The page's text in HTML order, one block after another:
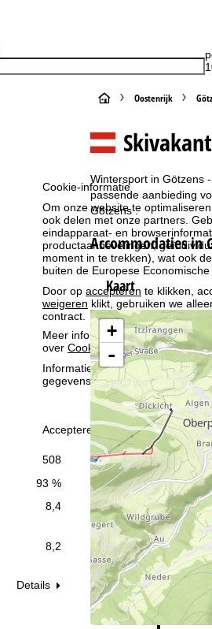
Cookie-informatie
Om onze website te
ook delen met onze partners.
eindapparaat- en
productaanbevelingen,
moment in te trekken), wat ook
buiten de Europese
Door op accepteren te klikken,
weigeren klikt, gebruiken we
contract.
Meer informatie over het gebruik
over Cookie-Policy.
Informatie over de
gegevensbescherming vind je
Accepteren
ma-do:
vr:
za-zo:
508
93 %
8,4
8,2
Details
S
t
r
t
p
a
g
i
n
a
Oostenrijk
Wintersport in Götzens
passende aanbieding
Götzens .
Accommodaties in
Kaart
+
-